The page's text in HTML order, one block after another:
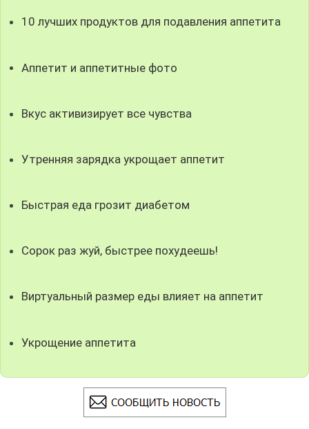
10 лучших продуктов для подавления аппетита
Аппетит и аппетитные фото
Вкус активизирует все чувства
Утренняя зарядка укрощает аппетит
Быстрая еда грозит диабетом
Сорок раз жуй, быстрее похудеешь!
Виртуальный размер еды влияет на аппетит
Укрощение аппетита